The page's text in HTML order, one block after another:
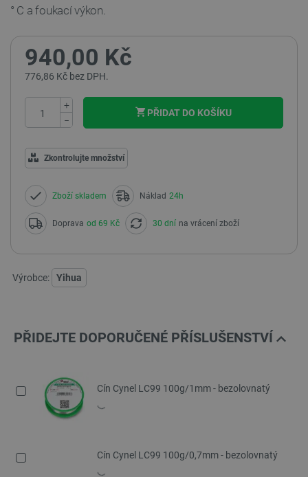
° C a foukací výkon.
940,00 Kč
776,86 Kč bez DPH.
+
−
PŘIDAT DO KOŠÍKU
Zkontrolujte množství
Zboží skladem Náklad 24h
Doprava od 69 Kč 30 dní na vrácení zboží
Výrobce: Yihua
PŘIDEJTE DOPORUČENÉ PŘÍSLUŠENSTVÍ
Cín Cynel LC99 100g/1mm - bezolovnatý
Cín Cynel LC99 100g/0,7mm - bezolovnatý